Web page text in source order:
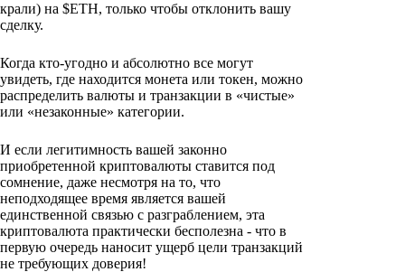
крали) на $ETH, только чтобы отклонить вашу
сделку.
Когда кто-угодно и абсолютно все могут
увидеть, где находится монета или токен, можно
распределить валюты и транзакции в «чистые»
или «незаконные» категории.
И если легитимность вашей законно
приобретенной криптовалюты ставится под
сомнение, даже несмотря на то, что
неподходящее время является вашей
единственной связью с разграблением, эта
криптовалюта практически бесполезна - что в
первую очередь наносит ущерб цели транзакций
не требующих доверия!